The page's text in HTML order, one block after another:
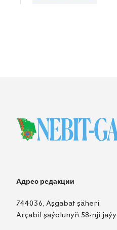
Адрес редакции
744036, Aşgabat şäheri,
Arçabil şaýolunyň 58-nji jaýy